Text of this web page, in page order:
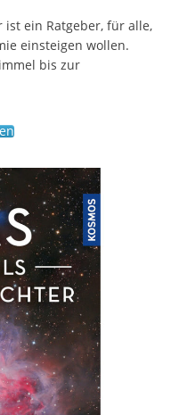
ist ein Ratgeber, für alle,
einsteigen wollen.
bis zur